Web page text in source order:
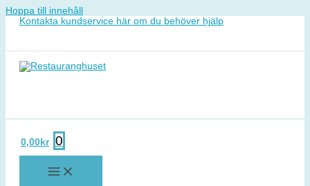
Hoppa till innehåll
Kontakta kundservice här om du behöver hjälp
0,00 kr 0